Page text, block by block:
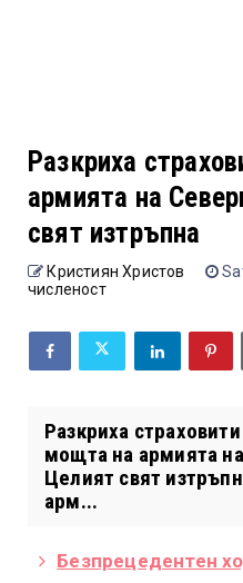
Разкриха
армията на
свят изтръпна
Кристиян Христов
численост
Разкриха
мощта на армията
Целият свят
арм...
Безпрецедентен